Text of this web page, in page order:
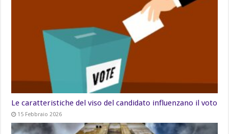
Le caratteristiche del viso del candidato influenzano il voto
15 Febbraio 2026